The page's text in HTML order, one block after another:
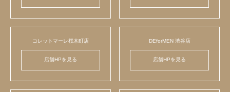
コレットマーレ桜木町店
店舗HPを見る
DEforMEN 渋谷店
店舗HPを見る